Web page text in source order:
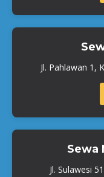
Jl. Pahlawan 1,
Sewa
Jl. Sulawesi